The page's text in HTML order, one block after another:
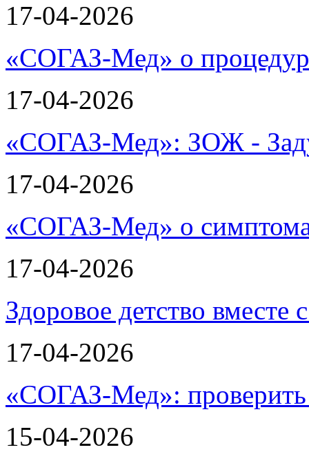
17-04-2026
«СОГАЗ-Мед» о
17-04-2026
«СОГАЗ-Мед»: ЗОЖ -
17-04-2026
«СОГАЗ-Мед» о
17-04-2026
Здоровое детство
17-04-2026
«СОГАЗ-Мед»: проверить
15-04-2026